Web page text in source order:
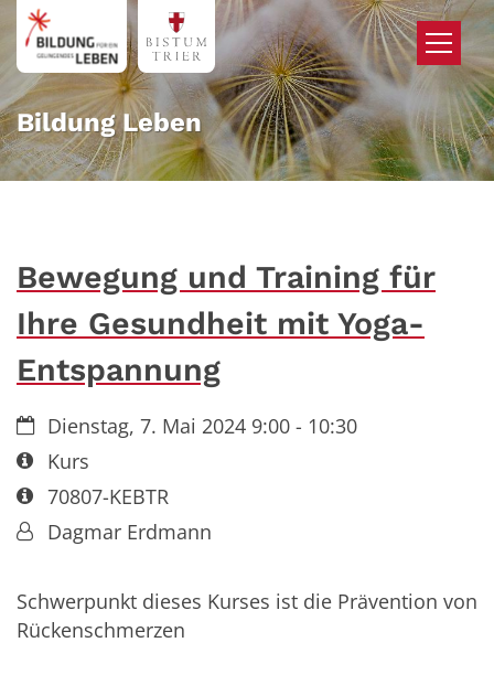
Zum Inhalt springen
Bildung Leben
Bewegung und Training für
Ihre Gesundheit mit Yoga-
Entspannung
Datum:Dienstag, 7. Mai 2024 9:00 - 10:30
Art bzw. Nummer:
Kurs
Art bzw. Nummer:
70807-KEBTR
Von:Dagmar Erdmann
​Schwerpunkt dieses Kurses ist die Prävention von
Rückenschmerzen